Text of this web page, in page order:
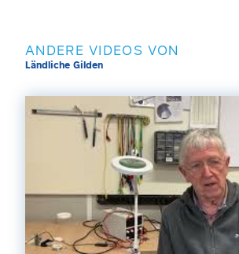
ANDERE VIDEOS VON
Ländliche Gilden